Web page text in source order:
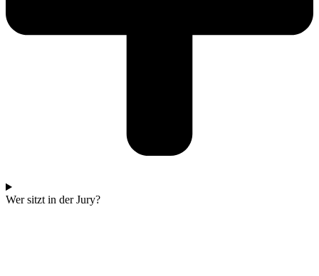
Wer sitzt in der Jury?